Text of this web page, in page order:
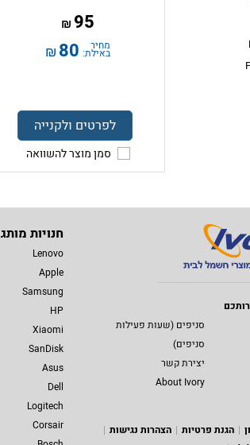
95
₪
מחיר
באילת: 80
₪
לפרטים ולקנייה
סמן מוצר להשוואה
סניפים (שעות פעילות
סניפים)
יצירת קשר
About Ivory
הגנת פרטיות
הצהרות נגישות
חנויות מותג
Lenovo
Apple
Samsung
HP
Xiaomi
SanDisk
Asus
Dell
Logitech
Corsair